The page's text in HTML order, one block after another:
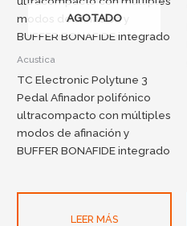
AGOTADO
Acustica
TC Electronic Polytune 3
Pedal Afinador polifónico
ultracompacto con múltiples
modos de afinación y
BUFFER BONAFIDE integrado
LEER MÁS